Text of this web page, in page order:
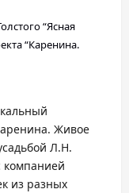
“Ясная
“Каренина.
Живое
Л.Н.
компанией
из разных